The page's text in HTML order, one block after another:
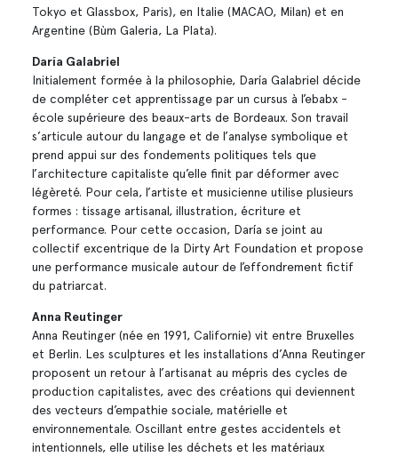
Tokyo et Glassbox, Paris), en Italie (MACAO, Milan) et en
Argentine (Bùm Galeria, La Plata).
Daría Galabriel
Initialement formée à la philosophie, Daría Galabriel décide
de compléter cet apprentissage par un cursus à l’ebabx -
école supérieure des beaux-arts de Bordeaux. Son travail
s’articule autour du langage et de l’analyse symbolique et
prend appui sur des fondements politiques tels que
l’architecture capitaliste qu’elle finit par déformer avec
légèreté. Pour cela, l’artiste et musicienne utilise plusieurs
formes : tissage artisanal, illustration, écriture et
performance. Pour cette occasion, Daría se joint au
collectif excentrique de la Dirty Art Foundation et propose
une performance musicale autour de l’effondrement fictif
du patriarcat.
Anna Reutinger
Anna Reutinger (née en 1991, Californie) vit entre Bruxelles
et Berlin. Les sculptures et les installations d’Anna Reutinger
proposent un retour à l’artisanat au mépris des cycles de
production capitalistes, avec des créations qui deviennent
des vecteurs d’empathie sociale, matérielle et
environnementale. Oscillant entre gestes accidentels et
intentionnels, elle utilise les déchets et les matériaux